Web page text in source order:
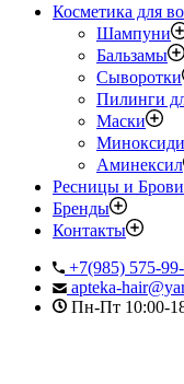
Косметика для
Шампуни
Бальзамы
Сыворотки
Пилинги
Маски
Аминексил
Ресницы и Брови
Бренды
Контакты
+7(985) 575-
apteka-
Пн-Пт 10:00-